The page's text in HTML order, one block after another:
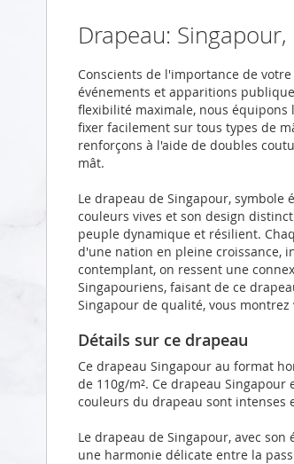
galleryDrapeau:
Conscients de l'importance de
événements et apparitions
flexibilité maximale, nous
fixer facilement sur tous types de
renforçons à l'aide de doubles
mât.
Le drapeau de Singapour, symbole
couleurs vives et son design
peuple dynamique et résilient.
d'une nation en pleine croissance,
contemplant, on ressent une
Singapouriens, faisant de ce
Singapour de qualité, vous
Détails sur ce drapeau
Ce drapeau Singapour au format
de 110g/m². Ce drapeau
couleurs du drapeau sont intenses
Le drapeau de Singapour, avec
une harmonie délicate entre la